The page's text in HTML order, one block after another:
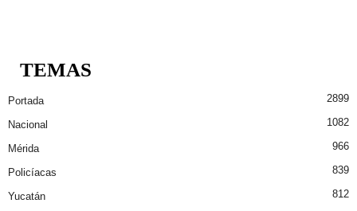
TEMAS
Portada 2899
Nacional 1082
Mérida 966
Policíacas 839
Yucatán 812